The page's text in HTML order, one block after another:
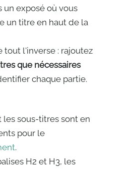
un exposé où vous
un titre en haut de la
tout l'inverse : rajoutez
que nécessaires
chaque partie.
les sous-titres sont en
pour le
.
H2 et H3, les